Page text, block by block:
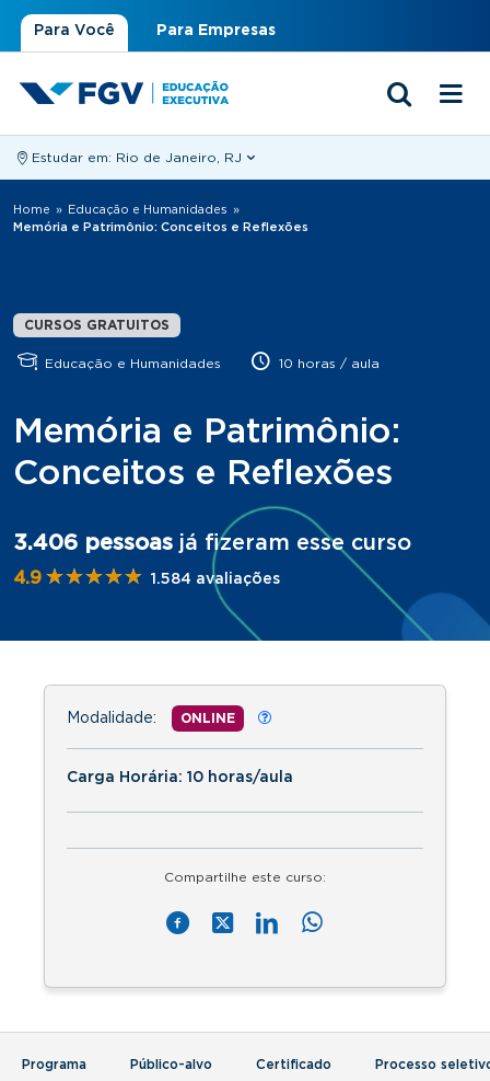
Para Você Para Empresas
Estudar em: Rio de Janeiro, RJ
Você está aqui
Home » Educação e Humanidades
»
Memória e Patrimônio: Conceitos e Reflexões
CURSOS GRATUITOS
Educação e Humanidades 10 horas / aula
Memória e Patrimônio:
Conceitos e Reflexões
3.406 pessoas já fizeram esse curso
4.9 ★★★★★
★★★★★ 1.584 avaliações
Modalidade: ONLINE
Carga Horária: 10 horas/aula
Compartilhe este curso:
Programa Público-alvo Certificado Processo